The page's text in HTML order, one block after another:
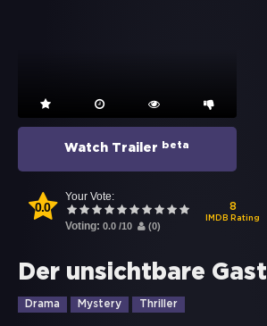
Watch Trailer beta
0.0
Your Vote:
Voting: 0.0 /10 (0)
8
IMDB Rating
Der unsichtbare Gast
Drama Mystery Thriller